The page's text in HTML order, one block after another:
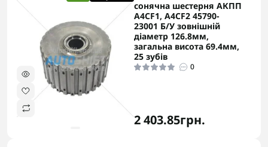
сонячна шестерня АКПП
A4CF1, A4CF2 45790-
23001 Б/У зовнішній
діаметр 126.8мм,
загальна висота 69.4мм,
25 зубів
0
2 403.85грн.